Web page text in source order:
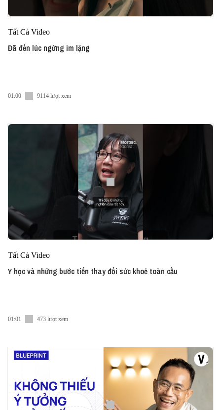
Tất Cả Video
Đã đến lúc ngừng im lặng
01:00 9114 lượt xem
Tất Cả Video
Y học và những bước tiến thay đổi sức khoẻ toàn cầu
01:01 473 lượt xem